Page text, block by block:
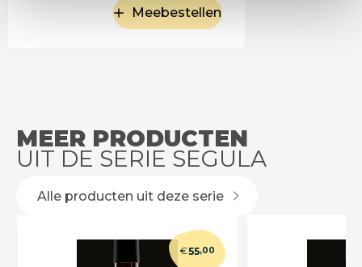
Meebestellen
MEER PRODUCTEN
UIT DE SERIE SEGULA
Alle producten uit deze serie
€55,00